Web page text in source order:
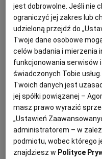
SOST,
ALE
KSIĄŻKI.
Magazyn
Comber
MIĘSO MUSZTARDA PIECZENIE
Magazyn
Sztufada
jest dobrowolne. Jeśli nie
ograniczyć jej zakres lub
udzieloną przejdź do
Twoje dane osobowe
celów badania i
funkcjonowania serwisów i
świadczonych Tobie
Twoich danych jest
jej spółki powiązanej –
masz prawo wyrazić
„Ustawień
administratorem – w
podmiotu, wobec którego
znajdziesz w Polityce